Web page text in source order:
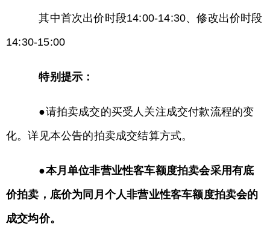
其中首次出价时段14:00-14:30、修改出价时段
14:30-15:00
特别提示：
●请拍卖成交的买受人关注成交付款流程的变
化。详见本公告的拍卖成交结算方式。
●本月单位非营业性客车额度拍卖会采用有底
价拍卖，底价为同月个人非营业性客车额度拍卖会的
成交均价。